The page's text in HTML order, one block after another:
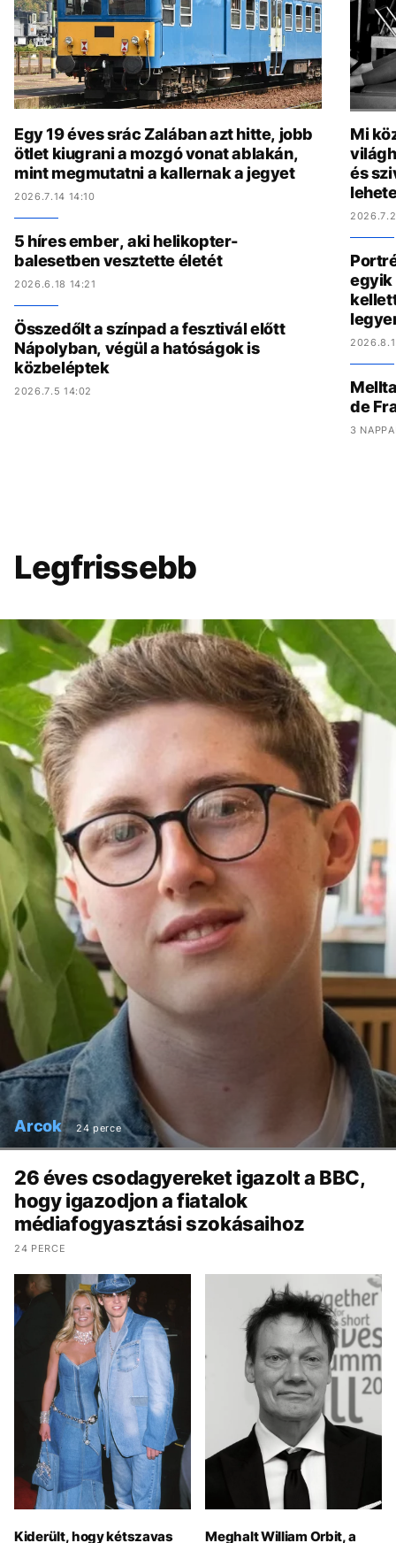
Egy 19 éves srác Zalában azt hitte, jobb
ötlet kiugrani a mozgó vonat ablakán,
mint megmutatni a kallernak a jegyet
2026.7.14 14:10
5 híres ember, aki helikopter-
balesetben vesztette életét
2026.6.18 14:21
Összedőlt a színpad a fesztivál előtt
Nápolyban, végül a hatóságok is
közbeléptek
2026.7.5 14:02
Mi
és
egyik
de
3
Legfrissebb
Arcok 24 perce
26 éves csodagyereket igazolt a BBC,
hogy igazodjon a fiatalok
médiafogyasztási szokásaihoz
24 PERCE
Kiderült, hogy kétszavas Meghalt William Orbit, a